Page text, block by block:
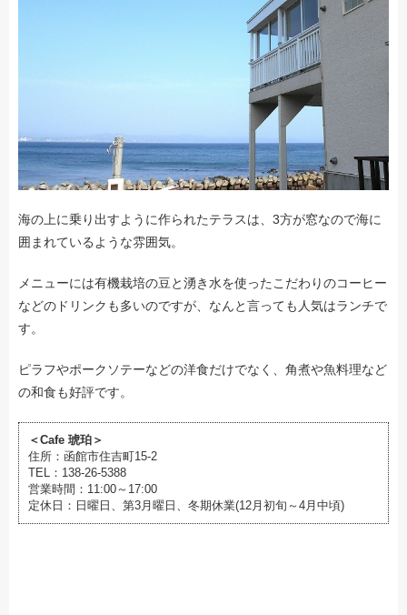
海の上に乗り出すように作られたテラスは、3方が窓なので海に
囲まれているような雰囲気。
メニューには有機栽培の豆と湧き水を使ったこだわりのコーヒー
などのドリンクも多いのですが、なんと言っても人気はランチで
す。
ピラフやポークソテーなどの洋食だけでなく、角煮や魚料理など
の和食も好評です。
＜Cafe 琥珀＞
住所：函館市住吉町15-2
TEL：138-26-5388
営業時間：11:00～17:00
定休日：日曜日、第3月曜日、冬期休業(12月初旬～4月中頃)